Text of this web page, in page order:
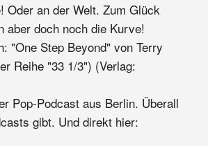
Oder an der Welt. Zum Glück
aber doch noch die Kurve!
"One Step Beyond" von Terry
Reihe "33 1/3") (Verlag:
Pop-Podcast aus Berlin. Überall
gibt. Und direkt hier: